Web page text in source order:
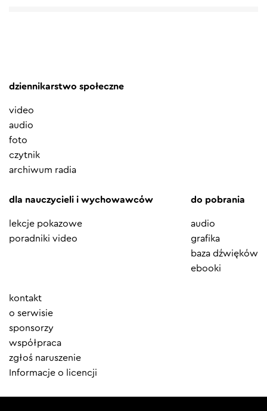
dziennikarstwo społeczne
video
audio
foto
czytnik
archiwum radia
dla nauczycieli i wychowawców
lekcje pokazowe
poradniki video
do pobrania
audio
grafika
baza dźwięków
ebooki
Element
menu
kontakt
o serwisie
sponsorzy
współpraca
zgłoś naruszenie
Informacje o licencji